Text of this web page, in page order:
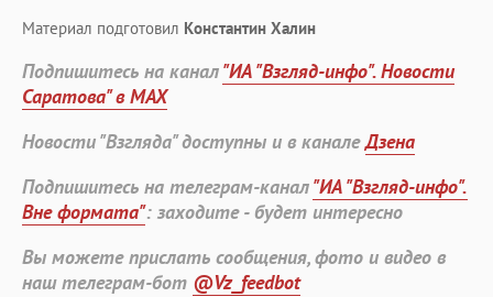
Материал подготовил Константин Халин
Подпишитесь на канал"ИА "Взгляд-инфо". Новости
Саратова" в MAX
Новости "Взгляда" доступны и в каналеДзена
Подпишитесь на телеграм-канал"ИА "Взгляд-инфо".
Вне формата": заходите - будет интересно
Вы можете прислать сообщения, фото и видео в
наш телеграм-бот @Vz_feedbot